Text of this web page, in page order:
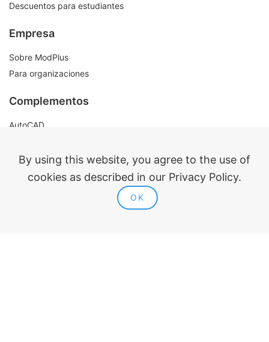
Descuentos para estudiantes
Empresa
Sobre ModPlus
Para organizaciones
Complementos
AutoCAD
Renga
nanoCAD
By using this website, you agree to the use of
cookies as described in our Privacy Policy.
OK